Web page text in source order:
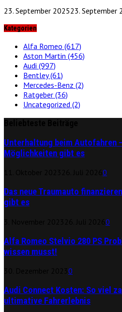
23. September 202523. September
Kategorien
Alfa Romeo (617)
Aston Martin (456)
Audi (997)
Bentley(61)
Mercedes-Benz (2)
Ratgeber (36)
Uncategorized (2)
Unterhaltung beim Autofahren
Möglichkeiten gibt es
0
Das neue Traumauto
gibt es
0
Alfa Romeo Stelvio 280 PS
wissen musst!
0
Audi Connect Kosten: So viel
ultimative Fahrerlebnis